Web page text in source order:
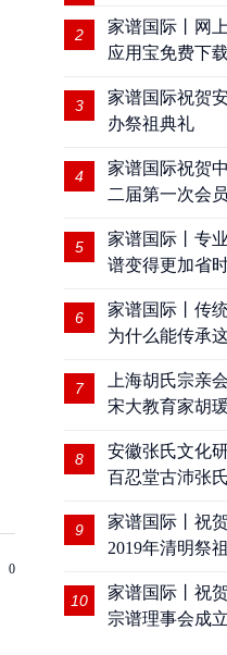
0
2
家谱国际丨网
应用宝免费下
3
家谱国际祝贺
办祭祖典礼
4
家谱国际祝贺
二届第一次会
5
家谱国际丨专
谱变得更加省
6
家谱国际丨传
为什么能传承
7
上海胡氏宗亲
宋大教育家胡
8
安徽张氏文化
百忍堂古沛张
9
家谱国际丨祝
2019年清明祭
10
家谱国际丨祝
宗谱理事会成